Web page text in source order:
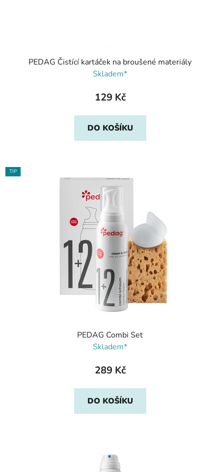
PEDAG Čistící kartáček na broušené materiály
Skladem*
129 Kč
DO KOŠÍKU
TIP
PEDAG Combi Set
Skladem*
289 Kč
DO KOŠÍKU